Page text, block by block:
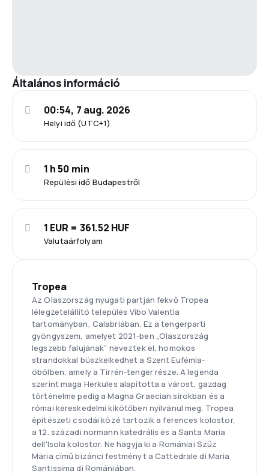
Általános információ
Helyi idő (UTC+1)
00:54, 7 aug. 2026
Repülési idő Budapestről
1 h 50 min
Valutaárfolyam
1 EUR = 361.52 HUF
Tropea
Az Olaszország nyugati partján fekvő Tropea
lélegzetelállító település Vibo Valentia
tartományban, Calabriában. Ez a tengerparti
gyöngyszem, amelyet 2021-ben „Olaszország
legszebb falujának” neveztek el, homokos
strandokkal büszkélkedhet a Szent Eufémia-
öbölben, amely a Tirrén-tenger része. A legenda
szerint maga Herkules alapította a várost, gazdag
történelme pedig a Magna Graecian sírokban és a
római kereskedelmi kikötőben nyilvánul meg. Tropea
építészeti csodái közé tartozik a ferences kolostor,
a 12. századi normann katedrális és a Santa Maria
dell'Isola kolostor. Ne hagyja ki a Romániai Szűz
Mária című bizánci festményt a Cattedrale di Maria
Santissima di Romániában.